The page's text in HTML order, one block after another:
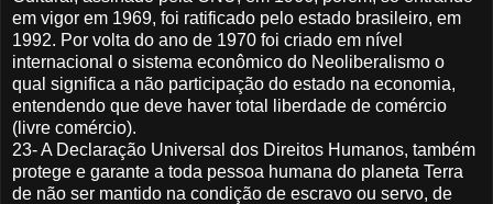
em vigor em 1969, foi ratificado pelo estado brasileiro, em
1992. Por volta do ano de 1970 foi criado em nível
internacional o sistema econômico do Neoliberalismo o
qual significa a não participação do estado na economia,
entendendo que deve haver total liberdade de comércio
(livre comércio).
23- A Declaração Universal dos Direitos Humanos, também
protege e garante a toda pessoa humana do planeta Terra
de não ser mantido na condição de escravo ou servo, de